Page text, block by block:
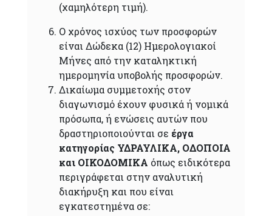
(χαμηλότερη τιμή).
Ο χρόνος ισχύος των προσφορών
είναι Δώδεκα (12) Ημερολογιακοί
Μήνες από την καταληκτική
ημερομηνία υποβολής προσφορών.
Δικαίωμα συμμετοχής στον
διαγωνισμό έχουν φυσικά ή νομικά
πρόσωπα, ή ενώσεις αυτών που
δραστηριοποιούνται σε έργα
κατηγορίας ΥΔΡΑΥΛΙΚΑ, ΟΔΟΠΟΙΑ
και ΟΙΚΟΔΟΜΙΚΑ όπως ειδικότερα
περιγράφεται στην αναλυτική
διακήρυξη και που είναι
εγκατεστημένα σε: